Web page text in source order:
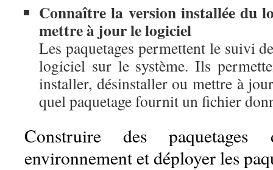
Connaître la version installée du
mettre à jour le logiciel
Les paquetages permettent le suivi
logiciel sur le système. Ils
installer, désinstaller ou mettre à
quel paquetage fournit un fichier
Construire des
environnement et déployer les